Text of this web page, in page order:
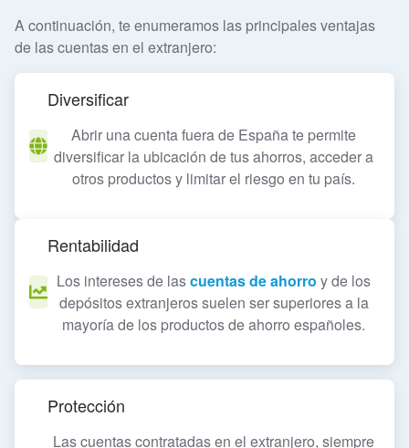
A continuación, te enumeramos las principales ventajas
de las cuentas en el extranjero:
Diversificar
Abrir una cuenta fuera de España te permite
diversificar la ubicación de tus ahorros, acceder a
otros productos y limitar el riesgo en tu país.
Rentabilidad
Los intereses de lascuentas de ahorro y de los
depósitos extranjeros suelen ser superiores a la
mayoría de los productos de ahorro españoles.
Protección
Las cuentas contratadas en el extranjero, siempre